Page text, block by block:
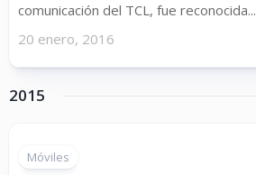
comunicación del TCL, fue reconocida...
20 enero, 2016
2015
Móviles